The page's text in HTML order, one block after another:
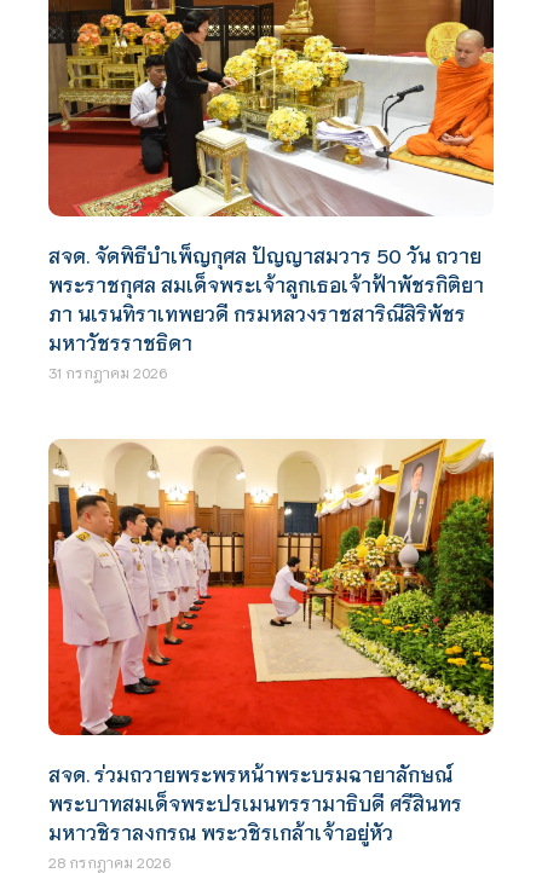
สจด. จัดพิธีบำเพ็ญกุศล ปัญญาสมวาร 50 วัน ถวาย
พระราชกุศล สมเด็จพระเจ้าลูกเธอเจ้าฟ้าพัชรกิติยา
ภา นเรนทิราเทพยวดี กรมหลวงราชสาริณีสิริพัชร
มหาวัชรราชธิดา
31 กรกฎาคม 2026
สจด. ร่วมถวายพระพรหน้าพระบรมฉายาลักษณ์
พระบาทสมเด็จพระปรเมนทรรามาธิบดี ศรีสินทร
มหาวชิราลงกรณ พระวชิรเกล้าเจ้าอยู่หัว
28 กรกฎาคม 2026